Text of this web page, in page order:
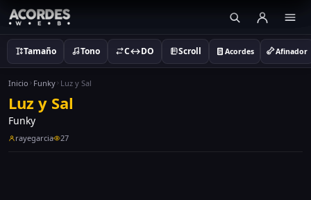
Tamaño Tono C↔DO Scroll Acordes Afinador
Inicio Funky Luz y Sal
Luz y Sal
Funky
rayegarcia 27